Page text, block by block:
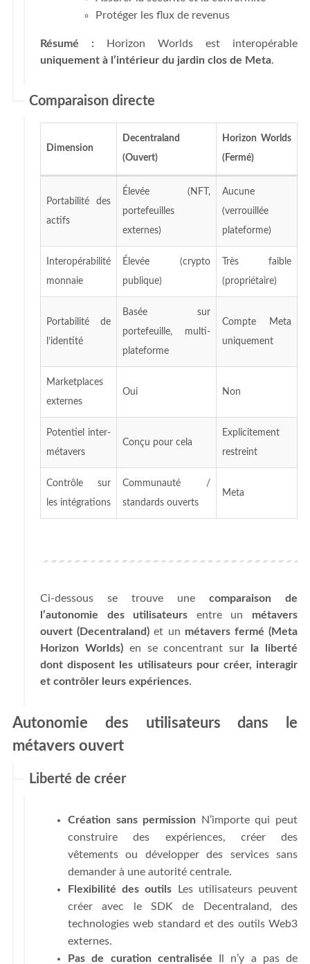
Protéger les flux de revenus
Résumé : Horizon Worlds est interopérable
uniquement à l’intérieur du jardin clos de Meta.
Comparaison directe
Dimension
Decentraland
(Ouvert)
Horizon Worlds
(Fermé)
Portabilité des
actifs
Élevée (NFT,
portefeuilles
externes)
Aucune
(verrouillée
plateforme)
Interopérabilité
monnaie
Élevée (crypto
publique)
Très faible
(propriétaire)
Portabilité de
l’identité
Basée sur
portefeuille, multi-
plateforme
Compte Meta
uniquement
Marketplaces
externes
Oui Non
Potentiel inter-
métavers
Conçu pour cela
Explicitement
restreint
Contrôle sur
les intégrations
Communauté /
standards ouverts
Meta
Ci-dessous se trouve une comparaison de
l’autonomie des utilisateurs entre un métavers
ouvert (Decentraland) et un métavers fermé (Meta
Horizon Worlds)en se concentrant sur
la liberté
dont disposent les utilisateurs pour créer, interagir
et contrôler leurs expériences.
Autonomie des utilisateurs dans le
métavers ouvert
Liberté de créer
Création sans permission N’importe qui peut
construire des expériences, créer des
vêtements ou développer des services sans
demander à une autorité centrale.
Flexibilité des outils Les utilisateurs peuvent
créer avec le SDK de Decentraland, des
technologies web standard et des outils Web3
externes.
Pas de curation centralisée Il n’y a pas de